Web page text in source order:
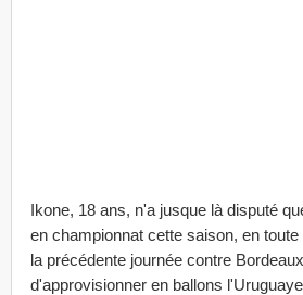
Ikone, 18 ans, n'a jusque là disputé
en championnat cette saison, en
la précédente journée contre
d'approvisionner en ballons